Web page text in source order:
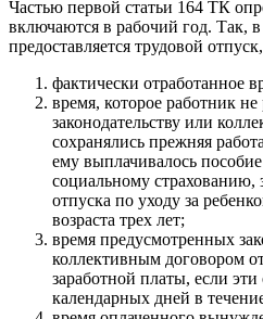
Частью первой статьи 164 ТК
включаются в рабочий год. Так,
предоставляется трудовой
фактически отработанное
время, которое работник
законодательству или
сохранялись прежняя
ему выплачивалось
социальному страхованию,
отпуска по уходу за
возраста трех лет;
время предусмотренных
коллективным договором
заработной платы, если
календарных дней в